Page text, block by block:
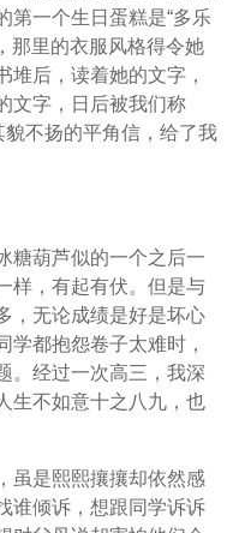
第一个生日 蛋糕是“多乐
那里的衣服风格得令她
堆后，读着她的文字，
文字，日后被我们称
貌不扬的平角信，给了我
糖葫芦似的一个之后一
样，有起有伏。但是与
，无论成绩是好是坏心
学都抱怨卷子太难时，
。经过一次高三，我深
生不如意十之八九，也
虽是熙熙攘攘却依然感
谁倾诉，想跟同学诉诉